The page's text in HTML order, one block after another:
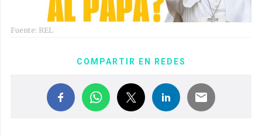
Fuente: REL
COMPARTIR EN REDES